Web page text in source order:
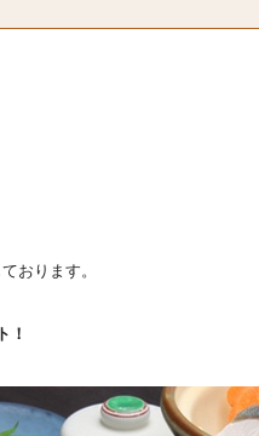
おります。
！